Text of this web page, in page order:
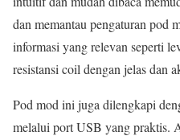
dan memantau pengaturan pod
informasi yang relevan seperti
resistansi coil dengan jelas dan
Pod mod ini juga dilengkapi
melalui port USB yang praktis.